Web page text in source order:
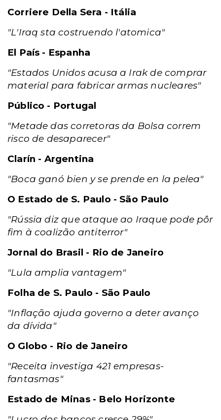
Corriere Della Sera - Itália
"L'Iraq sta costruendo l'atomica"
El País - Espanha
"Estados Unidos acusa a Irak de comprar
material para fabricar armas nucleares"
Público - Portugal
"Metade das corretoras da Bolsa correm
risco de desaparecer"
Clarín - Argentina
"Boca ganó bien y se prende en la pelea"
O Estado de S. Paulo - São Paulo
"Rússia diz que ataque ao Iraque pode pôr
fim à coalizão antiterror"
Jornal do Brasil - Rio de Janeiro
"Lula amplia vantagem"
Folha de S. Paulo - São Paulo
"Inflação ajuda governo a deter avanço
da dívida"
O Globo - Rio de Janeiro
"Receita investiga 421 empresas-
fantasmas"
Estado de Minas - Belo Horizonte